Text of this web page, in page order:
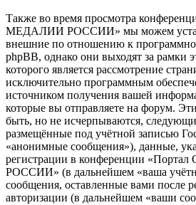
Также во время просмотра
МЕДАЛИИ РОССИИ» мы можем
внешние по отношению к
phpBB, однако они выходят за рамки
которого является рассмотрение
исключительно программным
источником получения вашей
которые вы отправляете на форум.
быть, но не исчерпываются,
размещённые под учётной записью
«анонимные сообщения»), данные,
регистрации в конференции
РОССИИ» (в дальнейшем «ваша
сообщения, оставленные вами после
авторизации (в дальнейшем «ваши